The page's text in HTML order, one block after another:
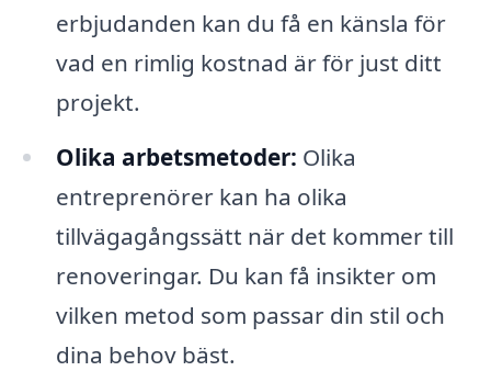
erbjudanden kan du få en känsla för
vad en rimlig kostnad är för just ditt
projekt.
Olika arbetsmetoder: Olika
entreprenörer kan ha olika
tillvägagångssätt när det kommer till
renoveringar. Du kan få insikter om
vilken metod som passar din stil och
dina behov bäst.